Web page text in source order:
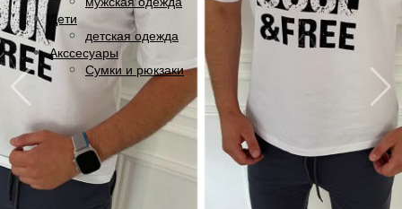
Дети
детская одежда
Акссесуары
Сумки и рюкзаки